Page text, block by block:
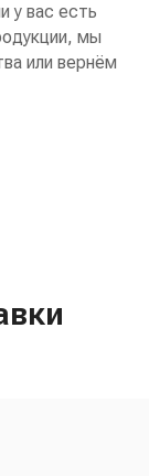
у вас есть
мы
или вернём